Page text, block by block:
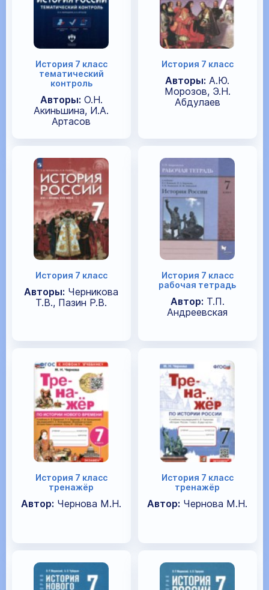
История 7 класс
тематический
контроль
Авторы: О.Н.
Акиньшина, И.А.
Артасов
История 7 класс
Авторы: А.Ю.
Морозов, Э.Н.
Абдулаев
История 7 класс
Авторы: Черникова
Т.В., Пазин Р.В.
История 7 класс
рабочая тетрадь
Автор: Т.П.
Андреевская
История 7 класс
тренажёр
Автор: Чернова М.Н.
История 7 класс
тренажёр
Автор: Чернова М.Н.